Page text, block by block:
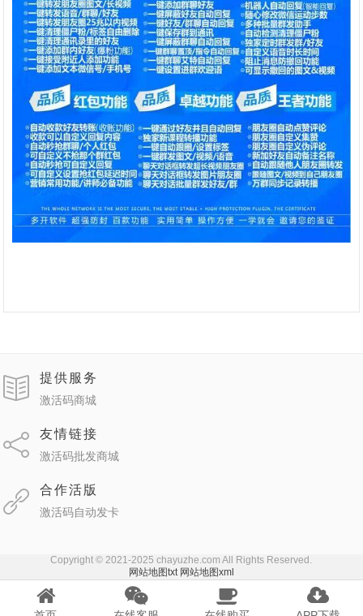
提供服务
激活码商城
友情链接
激活码批发商城
合作活版
激活码自动发卡
Copyright © 2021-2025 chayuzhe.com All Rights Reserved.
网站地图txt 网站地图xml